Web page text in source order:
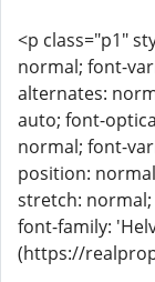
<p class="p1"
normal; font-
alternates:
auto; font-
normal; font-
position:
stretch: normal;
font-family:
(https://